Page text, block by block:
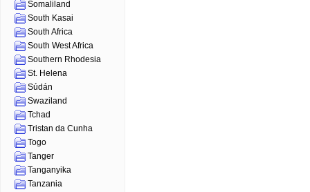
Somaliland
South Kasai
South Africa
South West Africa
Southern Rhodesia
St. Helena
Súdán
Swaziland
Tchad
Tristan da Cunha
Togo
Tanger
Tanganyika
Tanzania